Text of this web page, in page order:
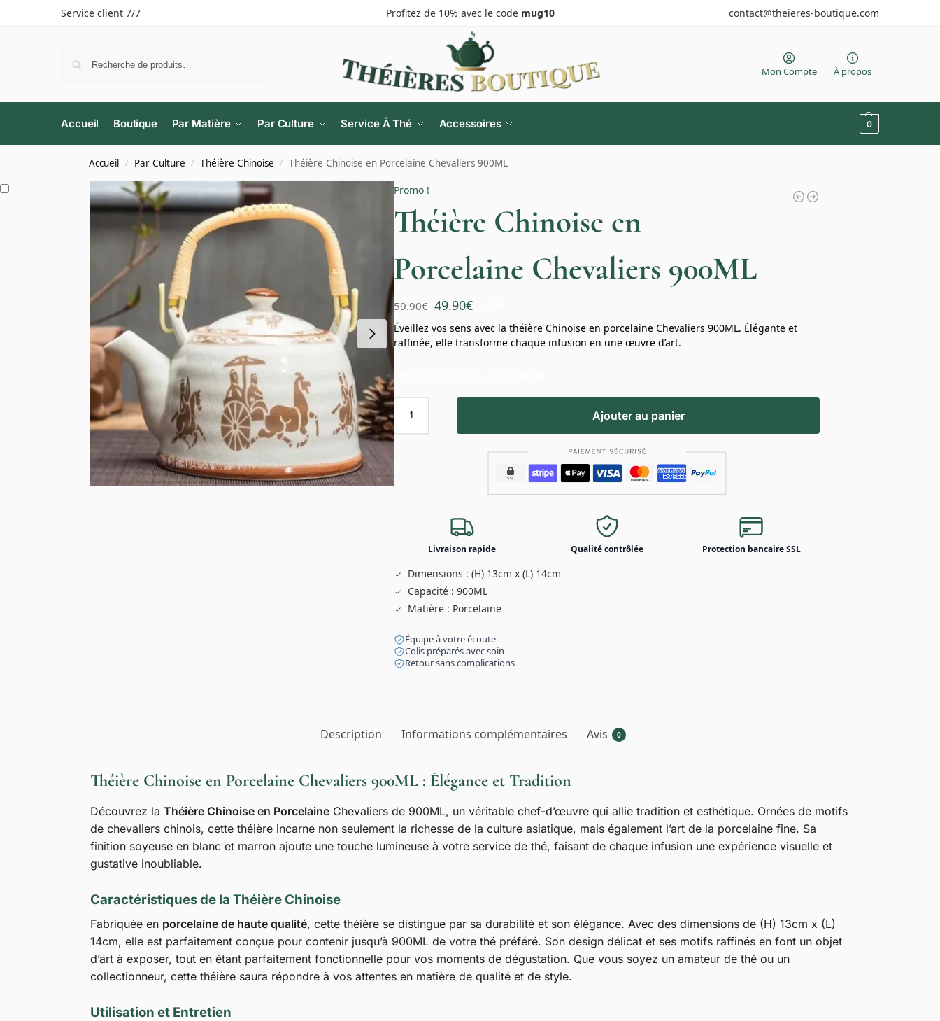
Service client 7/7 Profitez de 10% avec le code mug10 contact@theieres-boutique.com
Mon Compte À propos
Accueil Boutique Par Matière Par Culture Service À Thé Accessoires 0
Accueil / Par Culture / Théière Chinoise / Théière Chinoise en Porcelaine Chevaliers 900ML
Promo !
Théière Chinoise en
Porcelaine Chevaliers 900ML
59.90€ 49.90€
Éveillez vos sens avec la théière Chinoise en porcelaine Chevaliers 900ML. Élégante et
raffinée, elle transforme chaque infusion en une œuvre d’art.
Ajouter au panier
Livraison rapide Qualité contrôlée Protection bancaire SSL
Dimensions : (H) 13cm x (L) 14cm
Capacité : 900ML
Matière : Porcelaine
Équipe à votre écoute
Colis préparés avec soin
Retour sans complications
Description Informations complémentaires Avis 0
Théière Chinoise en Porcelaine Chevaliers 900ML : Élégance et Tradition
Découvrez la Théière Chinoise en PorcelaineChevaliers de 900ML, un véritable chef-d’œuvre qui allie tradition et esthétique. Ornées de motifs
de chevaliers chinois, cette théière incarne non seulement la richesse de la culture asiatique, mais également l’art de la porcelaine fine. Sa
finition soyeuse en blanc et marron ajoute une touche lumineuse à votre service de thé, faisant de chaque infusion une expérience visuelle et
gustative inoubliable.
Caractéristiques de la Théière Chinoise
Fabriquée en porcelaine de haute qualité, cette théière se distingue par sa durabilité et son élégance. Avec des dimensions de (H) 13cm x (L)
14cm, elle est parfaitement conçue pour contenir jusqu’à 900ML de votre thé préféré. Son design délicat et ses motifs raffinés en font un objet
d’art à exposer, tout en étant parfaitement fonctionnelle pour vos moments de dégustation. Que vous soyez un amateur de thé ou un
collectionneur, cette théière saura répondre à vos attentes en matière de qualité et de style.
Utilisation et Entretien